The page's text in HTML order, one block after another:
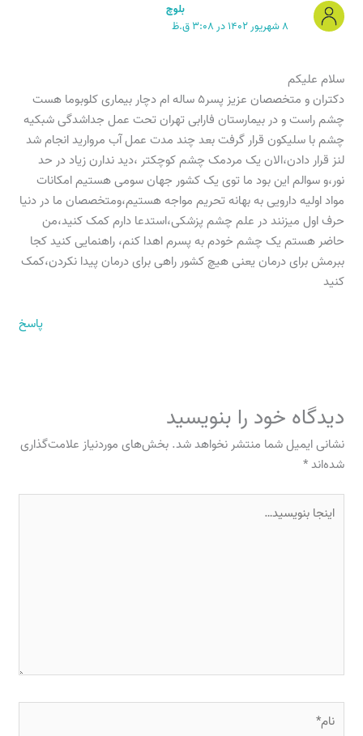
بلوچ
۸ شهریور ۱۴۰۲ در ۳:۰۸ ق.ظ
سلام علیکم
دکتران و متخصصان عزیز پسر۵ ساله ام دچار بیماری کلوبوما هست
چشم راست و در بیمارستان فارابی تهران تحت عمل جداشدگی شبکیه
چشم با سلیکون قرار گرفت بعد چند مدت عمل آب مروارید انجام شد
لنز قرار دادن،الان یک مردمک چشم کوچکتر ،دید ندارن زیاد در حد
نور،و سوالم این بود ما توی یک کشور جهان سومی هستیم امکانات
مواد اولیه دارویی به بهانه تحریم مواجه هستیم،ومتخصصان ما در دنیا
حرف اول میزنند در علم چشم پزشکی،استدعا دارم کمک کنید،من
حاضر هستم یک چشم خودم به پسرم اهدا کنم، راهنمایی کنید کجا
ببرمش برای درمان یعنی هیچ کشور راهی برای درمان پیدا نکردن،کمک
کنید
پاسخ
دیدگاه‌ خود را بنویسید
نشانی ایمیل شما منتشر نخواهد شد. بخش‌های موردنیاز علامت‌گذاری
شده‌اند*
بنویسید…